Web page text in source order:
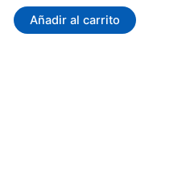
Añadir al carrito